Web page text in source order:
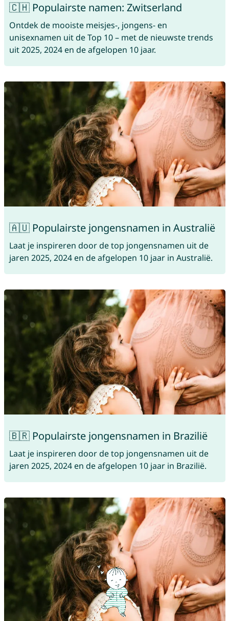
🇨🇭 Populairste namen: Zwitserland
Ontdek de mooiste meisjes-, jongens- en
unisexnamen uit de Top 10 – met de nieuwste trends
uit 2025, 2024 en de afgelopen 10 jaar.
🇦🇺 Populairste jongensnamen in Australië
Laat je inspireren door de top jongensnamen uit de
jaren 2025, 2024 en de afgelopen 10 jaar in Australië.
🇧🇷 Populairste jongensnamen in Brazilië
Laat je inspireren door de top jongensnamen uit de
jaren 2025, 2024 en de afgelopen 10 jaar in Brazilië.